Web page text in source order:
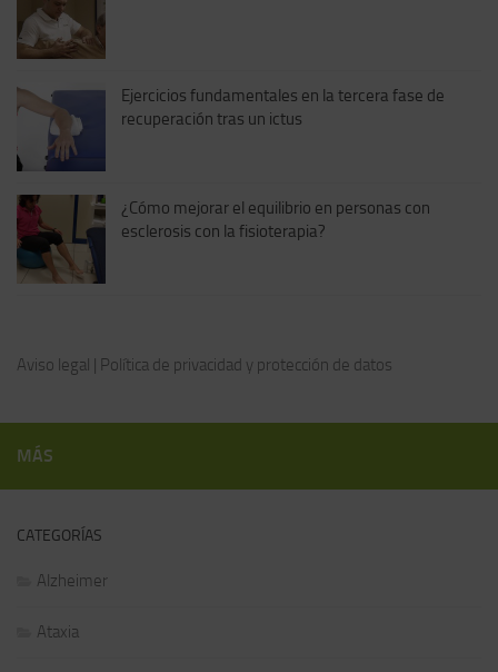
Ejercicios fundamentales en la tercera fase de
recuperación tras un ictus
¿Cómo mejorar el equilibrio en personas con
esclerosis con la fisioterapia?
Aviso legal | Política de privacidad y protección de datos
MÁS
CATEGORÍAS
Alzheimer
Ataxia